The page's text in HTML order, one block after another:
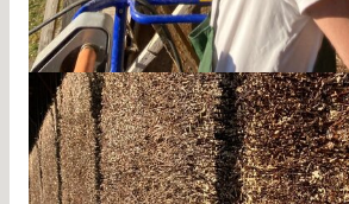
Gradierwerk Reinigung Bad Orb 3